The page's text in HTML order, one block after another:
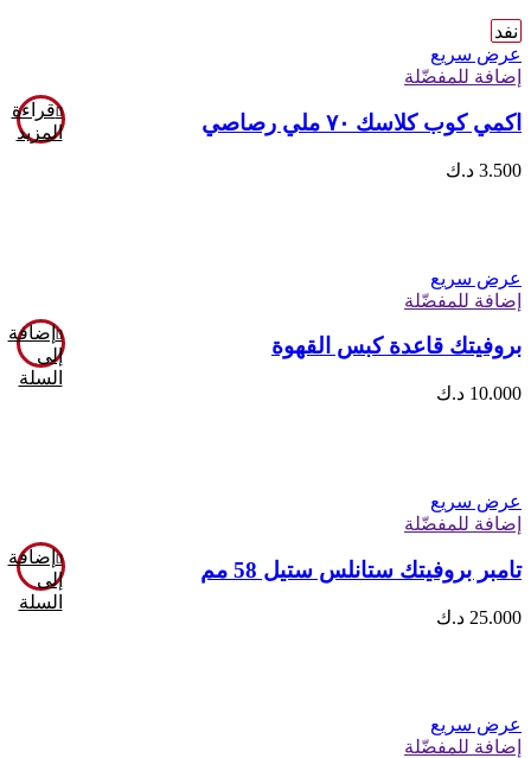
نفد
عرض سريع
إضافة للمفضّلة
قراءة
المزيد
اكمي كوب كلاسك ٧٠ ملي رصاصي
3.500 د.ك
عرض سريع
إضافة للمفضّلة
إضافة
إلى
السلة
بروفيتك قاعدة كبس القهوة
10.000 د.ك
عرض سريع
إضافة للمفضّلة
إضافة
إلى
السلة
تامبر بروفيتك ستانلس ستيل 58 مم
25.000 د.ك
عرض سريع
إضافة للمفضّلة